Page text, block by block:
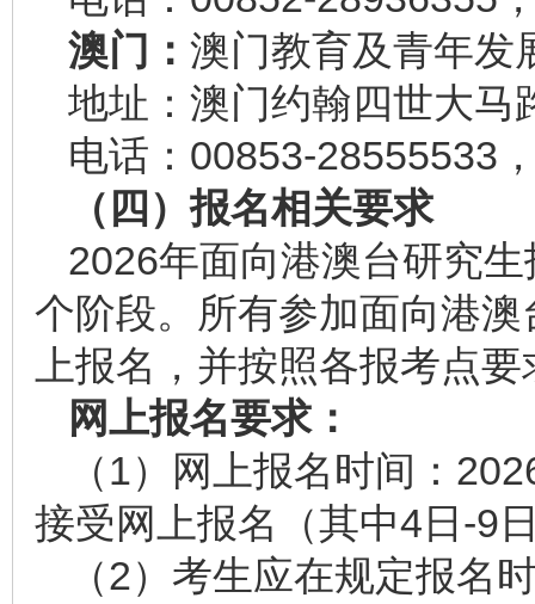
澳门： 澳门教育及青年发
地址：澳门约翰四世大马
电话：00853-28555533
（四）报名相关要求
2026年面向港澳台研究
个阶段。所有参加面向港
上报名，并按照各报考点
网上报名要求：
（1）网上报名时间：
接受网上报名（其中4日-9
（2）考生应在规定报名